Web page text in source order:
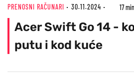
PRENOSNI RAČUNARI 30.11.2024 17 min
Acer Swift Go 14 -
putu i kod kuće